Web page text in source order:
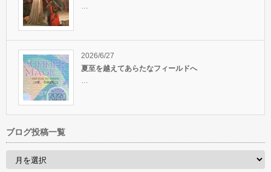
2026/6/27
夏至を越えてあらたなフィールドへ
ブログ投稿一覧